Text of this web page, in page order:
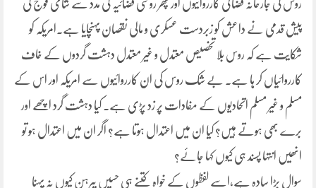
روس کی جارحانہ فضائی کارروائیوں اور پھر روسی فضائیہ کی مدد سے شامی فوج کی
پیش قدمی نے داعش کو زبردست عسکری و مالی نقصان پہنچایا ہے۔امریکہ کو
شکایت ہے کہ روس بلا تخصیص معتدل و غیر معتدل دہشت گردوں کے خاف
کارروائیاں کر ہا ہے۔ بے شک روس کی ان کارروائیوں سے امریکہ اور اس کے
مسلم و غیر مسلم اتحادیوں کے مفادات پر زد پڑی ہے۔ کیا دہشت گرد اچھے اور
برے بھی ہوتے ہیں؟ کیا ان میں اعتدال ہوتا ہے؟ اگر ان میں اعتدال ہو تو
انھیں انتہا پسند ہی کیوں کہا جائے؟
سوال بڑا سادہ ہے،اسے لفظوں کے خواہ کتنے ہی حسیں پیرہن کیوں نہ پہنا